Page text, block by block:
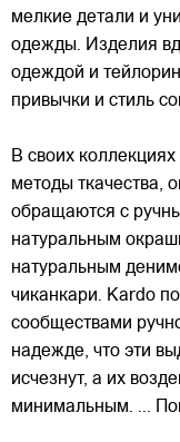
мелкие детали и
одежды. Изделия
одеждой и
привычки и стиль
В своих
методы ткачества,
обращаются с
натуральным
натуральным
чиканкари. Kardo
сообществами
надежде, что эти
исчезнут, а их
минимальным. ...